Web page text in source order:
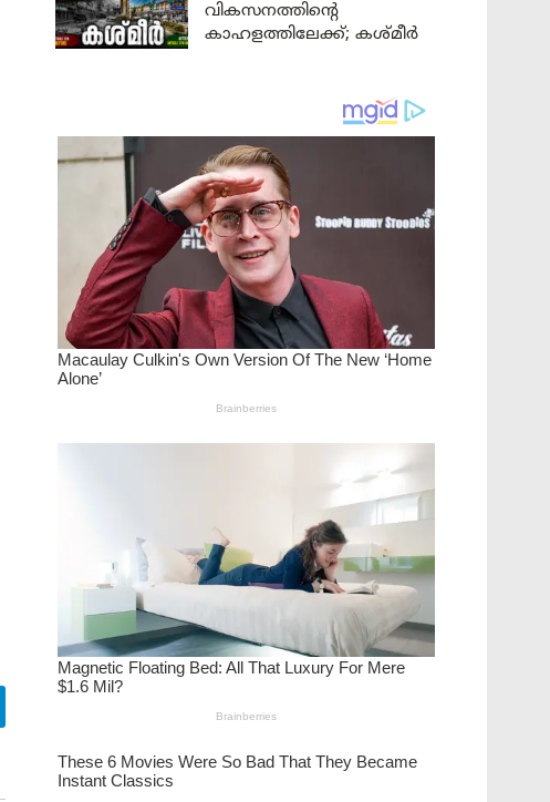
വികസനത്തിന്റെ
കാഹളത്തിലേക്ക്; കശ്മീർ